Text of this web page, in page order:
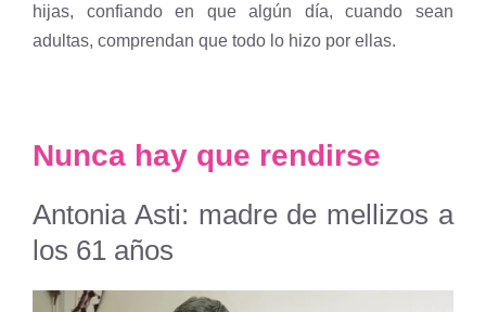
hijas, confiando en que algún día, cuando sean
adultas, comprendan que todo lo hizo por ellas.
Nunca hay que rendirse
Antonia Asti: madre de mellizos a
los 61 años